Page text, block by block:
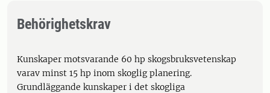
Behörighetskrav
Kunskaper motsvarande 60 hp skogsbruksvetenskap
varav minst 15 hp inom skoglig planering.
Grundläggande kunskaper i det skogliga